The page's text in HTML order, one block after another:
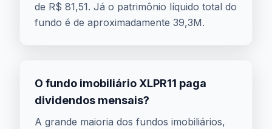
de R$ 81,51. Já o patrimônio líquido total do
fundo é de aproximadamente 39,3M.
O fundo imobiliário XLPR11 paga
dividendos mensais?
A grande maioria dos fundos imobiliários,